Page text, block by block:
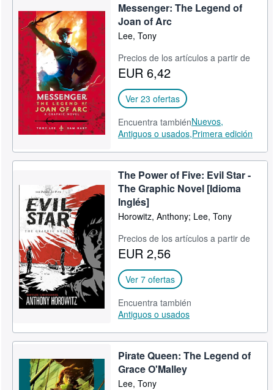
Messenger: The Legend of
Joan of Arc
Lee, Tony
Precios de los artículos a partir de
EUR 6,42
Ver 23 ofertas
Encuentra tambiénNuevos,
Antiguos o usados,Primera edición
The Power of Five: Evil Star -
The Graphic Novel [Idioma
Inglés]
Horowitz, Anthony; Lee, Tony
Precios de los artículos a partir de
EUR 2,56
Ver 7 ofertas
Encuentra también
Antiguos o usados
Pirate Queen: The Legend of
Grace O'Malley
Lee, Tony